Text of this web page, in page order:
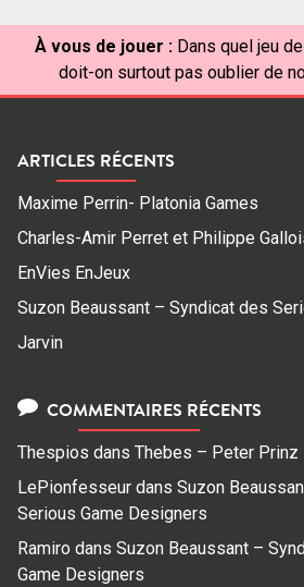
À vous de jouer : Dans quel jeu
doit-on surtout pas oublier de
ARTICLES RÉCENTS
Maxime Perrin- Platonia Games
Charles-Amir Perret et Philippe
EnVies EnJeux
Suzon Beaussant – Syndicat des
Jarvin
COMMENTAIRES RÉCENTS
Thespios dans Thebes – Peter Prinz
LePionfesseur dans Suzon
Serious Game Designers
Ramiro dans Suzon Beaussant –
Game Designers